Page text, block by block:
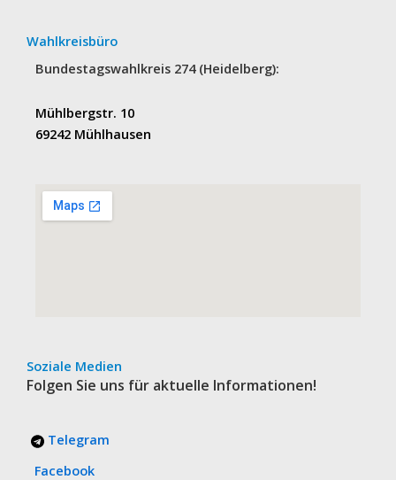
Wahlkreisbüro
Bundestagswahlkreis 274 (Heidelberg):
Mühlbergstr. 10
69242 Mühlhausen
Soziale Medien
Folgen Sie uns für aktuelle Informationen!
Telegram
Facebook